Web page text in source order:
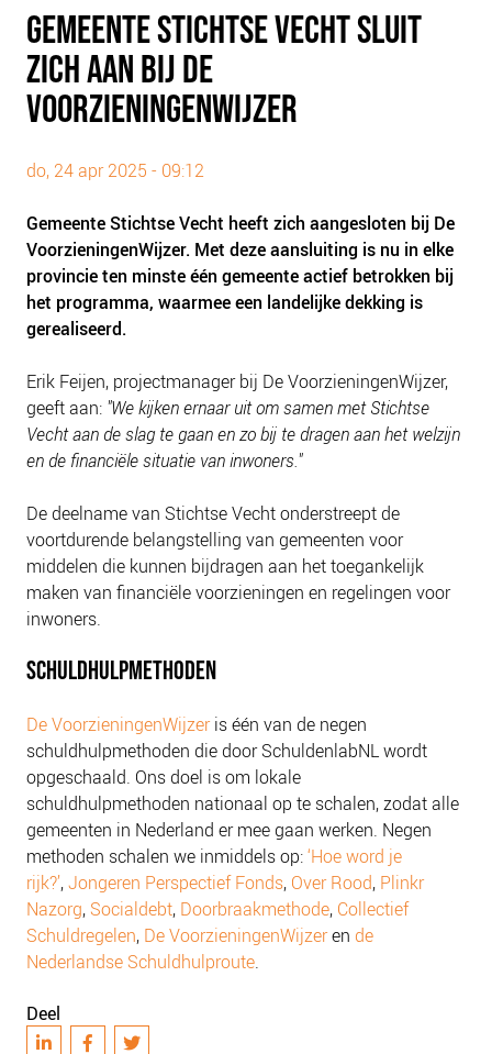
PLINKR NAZORG
SOCIALDEBT
DOORBRAAKMETHODE
COLLECTIEF SCHULDREGELEN
OVER ONS
VISIE EN MISSIE
HET TEAM
VACATURES
IN DE MEDIA
OVER NCFG
NIEUWS
BLOGS
GEMEENTE STICHTSE VECHT SLUIT
ZICH AAN BIJ DE
VOORZIENINGENWIJZER
do, 24 apr 2025 - 09:12
Gemeente Stichtse Vecht heeft zich aangesloten bij De
VoorzieningenWijzer. Met deze aansluiting is nu in elke
provincie ten minste één gemeente actief betrokken bij
het programma, waarmee een landelijke dekking is
gerealiseerd.
Erik Feijen, projectmanager bij De VoorzieningenWijzer,
geeft aan: "We kijken ernaar uit om samen met Stichtse
Vecht aan de slag te gaan en zo bij te dragen aan het welzijn
en de financiële situatie van inwoners."
De deelname van Stichtse Vecht onderstreept de
voortdurende belangstelling van gemeenten voor
middelen die kunnen bijdragen aan het toegankelijk
maken van financiële voorzieningen en regelingen voor
inwoners.
SCHULDHULPMETHODEN
De VoorzieningenWijzeris één van de negen
schuldhulpmethoden die door SchuldenlabNL wordt
opgeschaald. Ons doel is om lokale
schuldhulpmethoden nationaal op te schalen, zodat alle
gemeenten in Nederland er mee gaan werken. Negen
methoden schalen we inmiddels op:‘Hoe word je
rijk?’,Jongeren Perspectief Fonds, Over Rood, Plinkr
Nazorg, Socialdebt, Doorbraakmethode, Collectief
Schuldregelen, De VoorzieningenWijzeren de
Nederlandse Schuldhulproute.
Deel